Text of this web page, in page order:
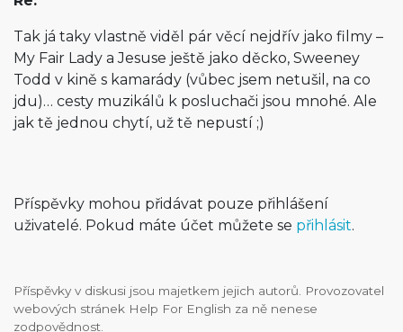
Tak já taky vlastně viděl pár věcí nejdřív jako filmy –
My Fair Lady a Jesuse ještě jako děcko, Sweeney
Todd v kině s kamarády (vůbec jsem netušil, na co
jdu)… cesty muzikálů k posluchači jsou mnohé. Ale
jak tě jednou chytí, už tě nepustí ;)
Příspěvky mohou přidávat pouze přihlášení
uživatelé. Pokud máte účet můžete se přihlásit.
Příspěvky v diskusi jsou majetkem jejich autorů. Provozovatel
webových stránek Help For English za ně nenese
zodpovědnost.